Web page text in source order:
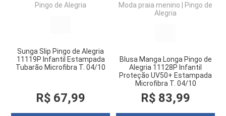
Pingo de Alegria
Sunga Slip Pingo de Alegria
11119P Infantil Estampada
Tubarão Microfibra T. 04/10
R$ 67,99
Moda praia menino
Pingo de
Alegria
Blusa Manga Longa Pingo de
Alegria 11128P Infantil
Proteção UV50+ Estampada
Microfibra T. 04/10
R$ 83,99